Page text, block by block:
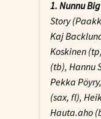
1. Nunnu
Story
Kaj
Koskinen
(tb), Hannu
Pekka
(sax, fl),
Hauta.aho